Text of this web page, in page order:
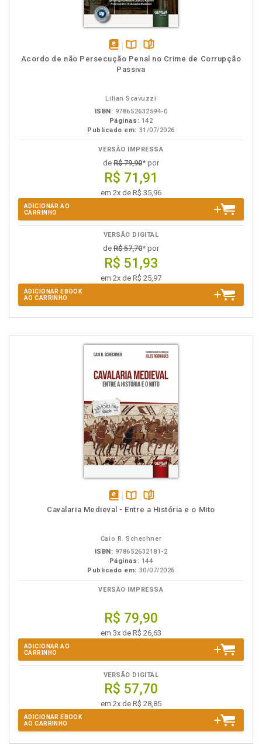
disponível
em
Disponível
na
páginas
Acordo de não Persecução Penal no Crime de Corrupção
Passiva
Lilian Scavuzzi
ISBN: 978652632594-0
Páginas: 142
Publicado em: 31/07/2026
VERSÃO IMPRESSA
de R$ 79,90* por
R$ 71,91
em 2x de R$ 35,96
ADICIONAR AO
CARRINHO
VERSÃO DIGITAL
de R$ 57,70* por
R$ 51,93
em 2x de R$ 25,97
ADICIONAR EBOOK
AO CARRINHO
disponívelDisponível
páginas
Cavalaria Medieval - Entre a História e o Mito
Caio R. Schechner
ISBN: 978652632181-2
Páginas: 144
Publicado em: 30/07/2026
VERSÃO IMPRESSA
R$ 79,90
em 3x de R$ 26,63
ADICIONAR AO
CARRINHO
VERSÃO DIGITAL
R$ 57,70
em 2x de R$ 28,85
ADICIONAR EBOOK
AO CARRINHO